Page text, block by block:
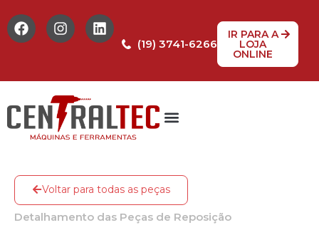
(19) 3741-6266
IR PARA A
LOJA
ONLINE
Voltar para todas as peças
Detalhamento das Peças de Reposição